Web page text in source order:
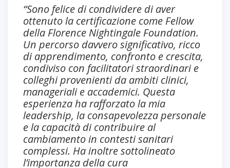
“Sono felice di condividere di aver
ottenuto la certificazione come Fellow
della Florence Nightingale Foundation.
Un percorso davvero significativo, ricco
di apprendimento, confronto e crescita,
condiviso con facilitatori straordinari e
colleghi provenienti da ambiti clinici,
manageriali e accademici. Questa
esperienza ha rafforzato la mia
leadership, la consapevolezza personale
e la capacità di contribuire al
cambiamento in contesti sanitari
complessi. Ha inoltre sottolineato
l’importanza della cura